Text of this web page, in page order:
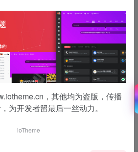
暂无内容... ，其他均为盗版，传播
为开发者留最后一丝动力。
ioTheme